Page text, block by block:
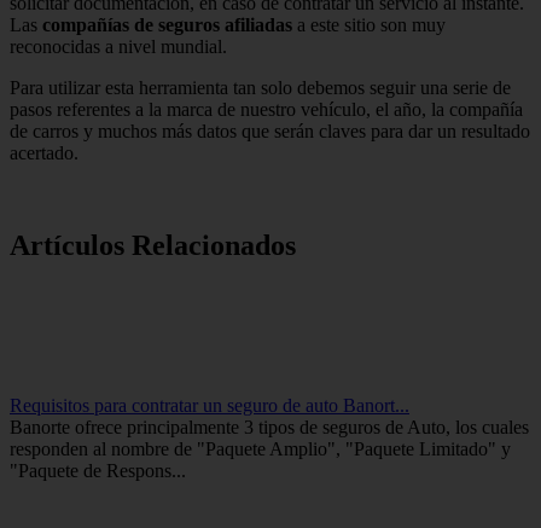
Las compañías de seguros afiliadas a este sitio son muy
reconocidas a nivel mundial.
Para utilizar esta herramienta tan solo debemos seguir una serie de
pasos referentes a la marca de nuestro vehículo, el año, la compañía
de carros y muchos más datos que serán claves para dar un resultado
acertado.
Artículos Relacionados
Requisitos para contratar un seguro de auto Banort...
Banorte ofrece principalmente 3 tipos de seguros de Auto, los cuales
responden al nombre de "Paquete Amplio", "Paquete Limitado" y
"Paquete de Respons...